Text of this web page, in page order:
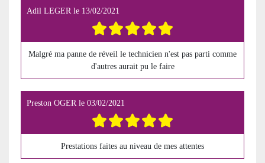
Adil LEGER le 13/02/2021
Malgré ma panne de réveil le technicien n'est pas parti comme
d'autres aurait pu le faire
Preston OGERle 03/02/2021
Prestations faites au niveau de mes attentes